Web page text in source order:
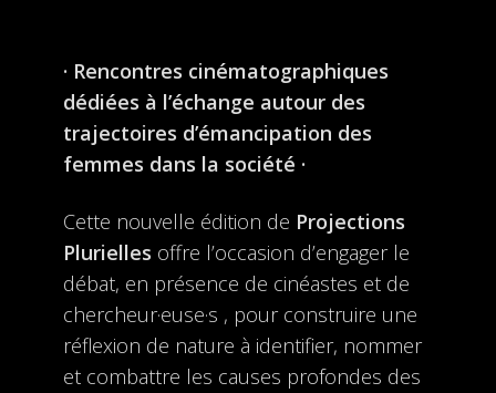
· Rencontres cinématographiques
dédiées à l’échange autour des
trajectoires d’émancipation des
femmes dans la société ·
Cette nouvelle édition de Projections
Plurielles offre l’occasion d’engager le
débat, en présence de cinéastes et de
chercheur·euse·s , pour construire une
réflexion de nature à identifier, nommer
et combattre les causes profondes des